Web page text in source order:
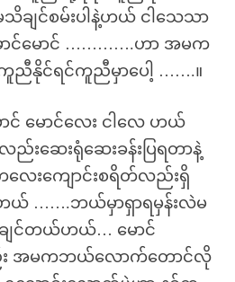
ချင်စမ်းပါနဲ့ဟယ် ငါသေသာ
င်မောင် ………….ဟာ အမက
.ကူညီနိုင်ရင်ကူညီမှာပေါ့ …….။
င် မောင်လေး ငါလေ ဟယ်
းဆေးရုံဆေးခန်းပြရတာနဲ့
ေးကျောင်းစရိတ်လည်းရှိ
ဘယ်မှာရှာရမှန်းလဲမ
င်တယ်ဟယ်… မောင်
း အမကဘယ်လောက်တောင်လို